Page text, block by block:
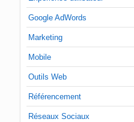
Google AdWords
Marketing
Mobile
Outils Web
Référencement
Réseaux Sociaux